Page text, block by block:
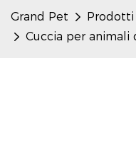
Grand Pet Prodotti
Cuccia per animali